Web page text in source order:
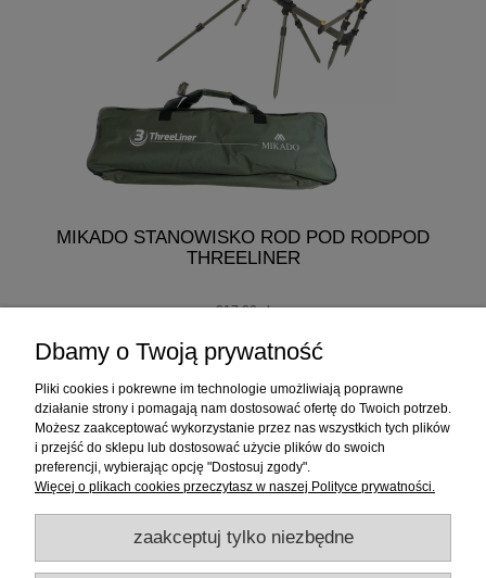
MIKADO STANOWISKO ROD POD RODPOD
THREELINER
217,00 zł
Informacje
Sklep internetowy
RATY
Dbamy o Twoją prywatność
Pliki cookies i pokrewne im technologie umożliwiają poprawne
działanie strony i pomagają nam dostosować ofertę do Twoich potrzeb.
Możesz zaakceptować wykorzystanie przez nas wszystkich tych plików
i przejść do sklepu lub dostosować użycie plików do swoich
preferencji, wybierając opcję "Dostosuj zgody".
Więcej o plikach cookies przeczytasz w naszej Polityce prywatności.
zaakceptuj tylko niezbędne